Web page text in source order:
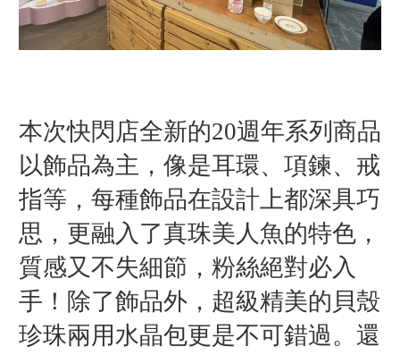
本次快閃店全新的20週年系列商品
以飾品為主，像是耳環、項鍊、戒
指等，每種飾品在設計上都深具巧
思，更融入了真珠美人魚的特色，
質感又不失細節，粉絲絕對必入
手！除了飾品外，超級精美的貝殼
珍珠兩用水晶包更是不可錯過。還